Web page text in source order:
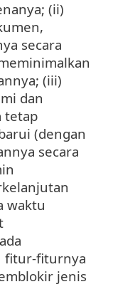
(ii)
secara
(iii)
dan
tetap
(dengan
secara
waktu
fitur-fiturnya
jenis